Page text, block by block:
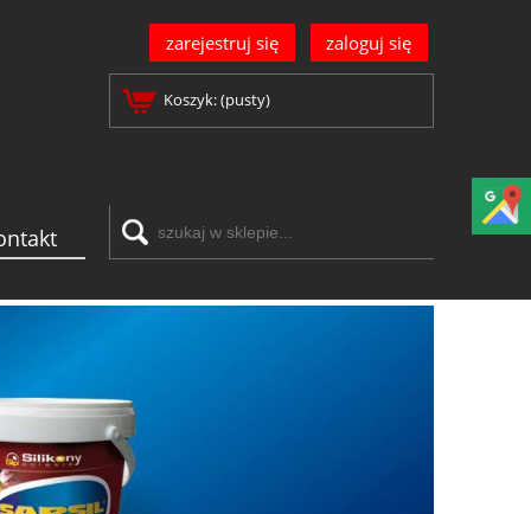
zarejestruj się zaloguj się
Koszyk:(pusty)